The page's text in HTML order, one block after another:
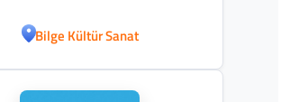
Bilge Kültür Sanat